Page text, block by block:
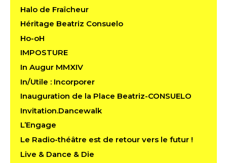
Halo de Fraîcheur
Héritage Beatriz Consuelo
Ho-oH
IMPOSTURE
In Augur MMXIV
In/Utile : Incorporer
Inauguration de la Place Beatriz-CONSUELO
Invitation.Dancewalk
L’Engage
Le Radio-théâtre est de retour vers le futur !
Live & Dance & Die